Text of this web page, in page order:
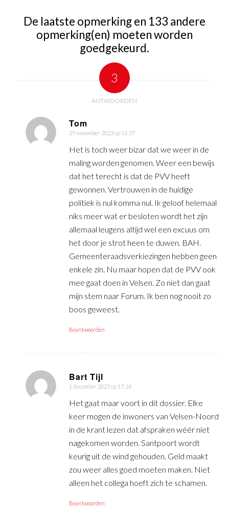
De laatste opmerking en 133 andere
opmerking(en) moeten worden
goedgekeurd.
3
ANTWOORDEN
Tom
zegt:
29 november 2023 op 11:57
Het is toch weer bizar dat we weer in de
maling worden genomen. Weer een bewijs
dat het terecht is dat de PVV heeft
gewonnen. Vertrouwen in de huidige
politiek is nul komma nul. Ik geloof helemaal
niks meer wat er besloten wordt het zijn
allemaal leugens altijd wel een excuus om
het door je strot heen te duwen. BAH.
Gemeenteraadsverkiezingen hebben geen
enkele zin. Nu maar hopen dat de PVV ook
mee gaat doen in Velsen. Zo niet dan gaat
mijn stem naar Forum. Ik ben nog nooit zo
boos geweest.
Beantwoorden
Bart Tijl
zegt:
1 december 2023 op 17:34
Het gaat maar voort in dit dossier. Elke
keer mogen de inwoners van Velsen-Noord
in de krant lezen dat afspraken wéér niet
nagekomen worden. Santpoort wordt
keurig uit de wind gehouden. Geld maakt
zou weer alles goed moeten maken. Niet
alleen het collega hoeft zich te schamen.
Beantwoorden